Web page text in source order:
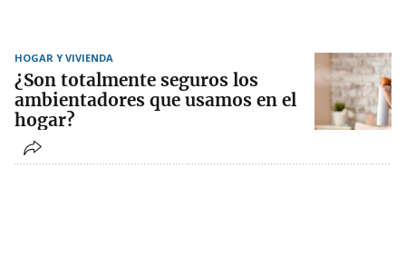
HOGAR Y VIVIENDA
¿Son totalmente seguros los
ambientadores que usamos en el
hogar?